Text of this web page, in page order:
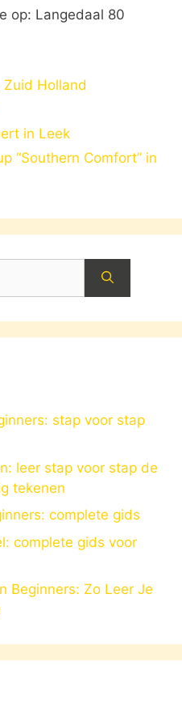
op: Langedaal 80
Zuid Holland
in Leek
“Southern Comfort” in
stap voor stap
leer stap voor stap de
tekenen
complete gids
complete gids voor
Beginners: Zo Leer Je